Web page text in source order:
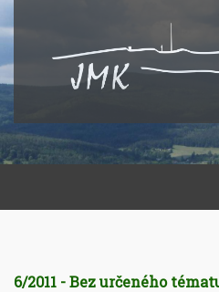
6/2011 - Bez určeného